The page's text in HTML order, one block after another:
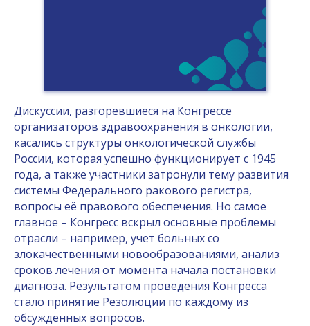
Среди уже утвержденных выступлений
«Перспективные направления ФД и ФДТ
в клинической онкологии», «Патогенез
клеточных ответов на фотодинамическое
воздействие», «Новые неинвазивные
инструментальные подходы к
прогностической оценке состояния
опухолевой ткани», «Голографическая
фотоиндуцированного апоптоза в
культурах клеток солидных опухолей»,
«Инфракрасная флуоресценция
микроциркуляции в экспериментальных и
клинических условиях», «Механизмы
нарушения микроциркуляции при
фотодинамической терапии»,
«Взаимодействие катионных
фотосенсибилизаторов с биопленками
Дискуссии, разгоревшиеся на Конгрессе
организаторов здравоохранения в онкологии,
касались структуры онкологической службы
России, которая успешно функционирует с 1945
года, а также участники затронули тему развития
системы Федерального ракового регистра,
вопросы её правового обеспечения. Но самое
главное – Конгресс вскрыл основные проблемы
отрасли – например, учет больных со
злокачественными новообразованиями, анализ
сроков лечения от момента начала постановки
диагноза. Результатом проведения Конгресса
стало принятие Резолюции по каждому из
обсужденных вопросов.